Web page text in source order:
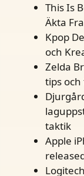
This Is
Äkta
Kpop
och
Zelda
tips
taktik
Apple